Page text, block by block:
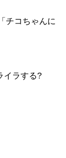
チコちゃんに
イラする?